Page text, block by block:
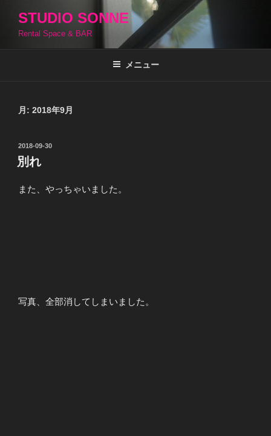
ン
STUDIO SONNE
Rental Space & BAR
メニュー
月: 2018年9月
投
稿
日:
2018-09-30
別れ
また、やっちゃいました。
写真、全部消してしまいました。